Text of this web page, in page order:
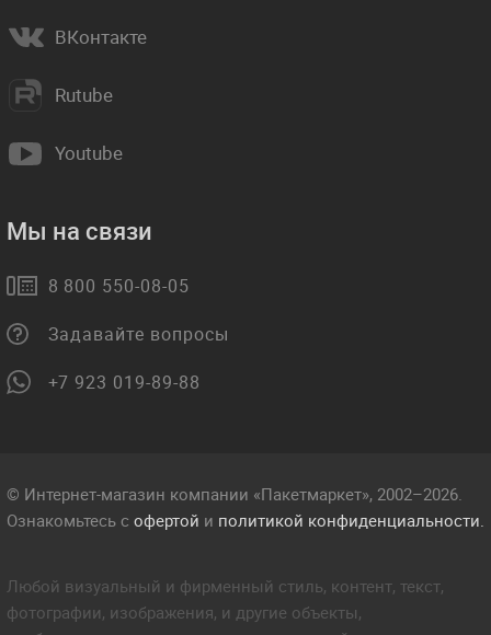
ВКонтакте
Rutube
Youtube
Мы на связи
8 800 550-08-05
Задавайте вопросы
+7 923 019-89-88
© Интернет-магазин компании «Пакетмаркет», 2002–2026.
Ознакомьтесь с офертой и политикой конфиденциальности.
Любой визуальный и фирменный стиль, контент, текст,
фотографии, изображения, и другие объекты,